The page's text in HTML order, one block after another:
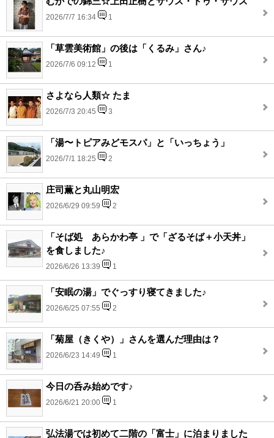
2026/7/7 16:34 1
「草雲美術館」の後は「くるみ」さん♪
2026/7/6 09:12 1
さよなら人類☆ たま
2026/7/3 20:45 3
「湯〜トピアみどモスパ」と「いっちょう」
2026/7/1 18:25 2
庄司薫と丸山明宏
2026/6/29 09:59 2
「そば処 あらかわ亭 」で「ざるそば＋小天丼」
を食しました♪
2026/6/26 13:39 1
「安眠の湯」でぐっすり寝てきました♪
2026/6/25 07:55 2
「菊屋（きくや）」さんを選んだ理由は？
2026/6/23 14:49 1
今日の呑み始めです♪
2026/6/21 20:00 1
弘法湯では初めて二階の「富士」に泊まりました